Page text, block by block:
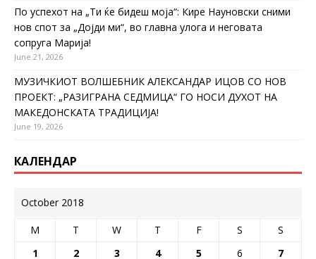
По успехот на „Ти ќе бидеш моја“: Кире Науновски сними
нов спот за „Дојди ми“, во главна улога и неговата
сопруга Марија!
June 21, 2026
МУЗИЧКИОТ ВОЛШЕБНИК АЛЕКСАНДАР ИЦОВ СО НОВ
ПРОЕКТ: „РАЗИГРАНА СЕДМИЦА“ ГО НОСИ ДУХОТ НА
МАКЕДОНСКАТА ТРАДИЦИЈА!
June 19, 2026
КАЛЕНДАР
October 2018
M T W T F S
S
1
2 3 4 5 6
7